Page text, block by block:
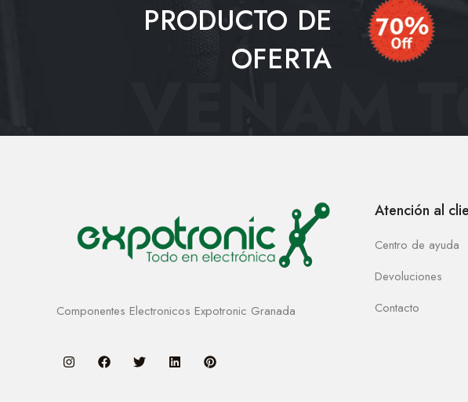
PRODUCTO DE
OFERTA
VENAM
Componentes Electronicos Expotronic Granada
Atención al
Centro de ayuda
Devoluciones
Contacto